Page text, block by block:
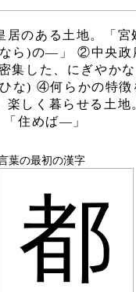
のある土地。「宮
ら)の―」 ②中央政
集した、にぎやかな
な) ④何らかの特徴
楽しく暮らせる土地
住めば―」
葉の最初の漢字
都